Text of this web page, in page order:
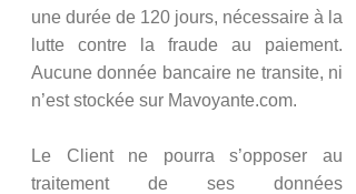
une durée de 120 jours, nécessaire à la
lutte contre la fraude au paiement.
Aucune donnée bancaire ne transite, ni
n’est stockée sur Mavoyante.com.
Le Client ne pourra s’opposer au
traitement de ses données